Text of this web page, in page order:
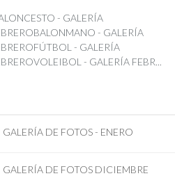
- GALERÍA
- GALERÍA
- GALERÍA
- GALERÍA FEBR...
GALERÍA DE FOTOS - ENERO
GALERÍA DE FOTOS DICIEMBRE